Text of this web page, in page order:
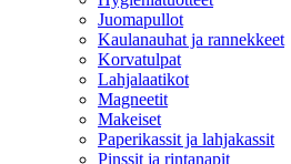
Juomapullot
Kaulanauhat ja rannekkeet
Korvatulpat
Lahjalaatikot
Magneetit
Makeiset
Paperikassit ja lahjakassit
Pinssit ja rintanapit